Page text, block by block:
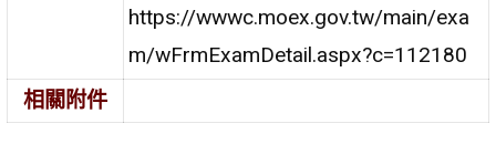
https://wwwc.moex.gov.tw/main/exa
m/wFrmExamDetail.aspx?c=112180
相關附件